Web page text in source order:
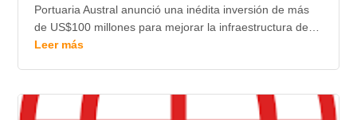
Portuaria Austral anunció una inédita inversión de más
de US$100 millones para mejorar la infraestructura de…
Leer más